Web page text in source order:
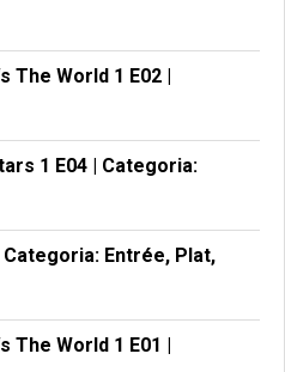
The World 1 E02 |
1 E04 | Categoria:
Categoria: Entrée, Plat,
The World 1 E01 |